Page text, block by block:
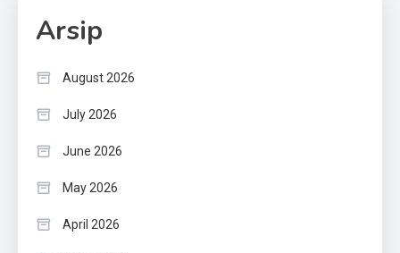
Arsip
August 2026
July 2026
June 2026
May 2026
April 2026